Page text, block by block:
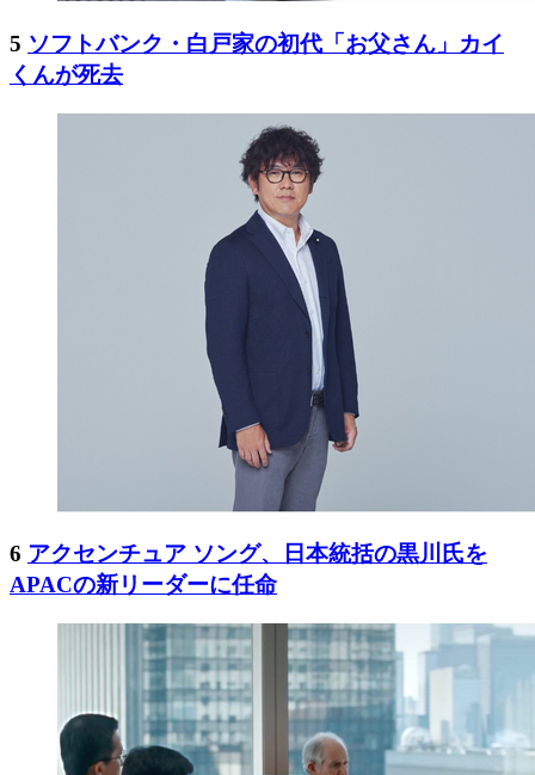
5 ソフトバンク・白戸家の初代「お父さん」カイ
くんが死去
6 アクセンチュア ソング、日本統括の黒川氏を
APACの新リーダーに任命